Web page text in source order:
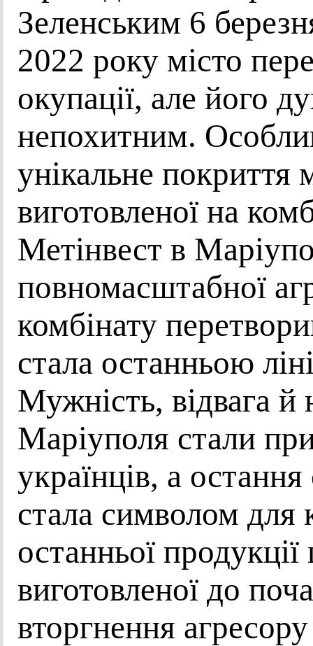
Зеленським 6
2022 року місто
окупації, але його
непохитним.
унікальне покриття
виготовленої на
Метінвест в
повномасштабної
комбінату
стала останньою
Мужність, відвага й
Маріуполя стали
українців, а
стала символом для
останньої
виготовленої до
вторгнення